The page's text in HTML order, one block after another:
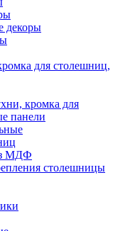
декоры
для столешниц,
кромка для
панели
МДФ
столешницы